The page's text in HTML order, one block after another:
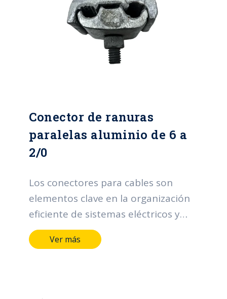
de mantenimiento al mantener
cables accesibles, prevenir
sobrecargas eléctricas, mejorar la
estética en la organización y cumplir
cables en una variedad de entornos.
Conector de ranuras
paralelas aluminio de 6 a
2/0
Los conectores para cables son
elementos clave en la organización
eficiente de sistemas eléctricos y
electrónicos. Sus funciones incluyen
facilitar la distribución ordenada de
Ver más